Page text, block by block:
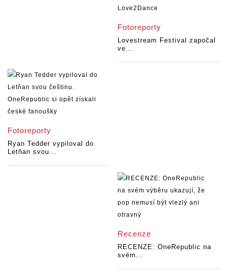
Fotoreporty
Lovestream Festival započal
ve...
Fotoreporty
Ryan Tedder vypiloval do
Letňan svou...
Recenze
RECENZE: OneRepublic na
svém...